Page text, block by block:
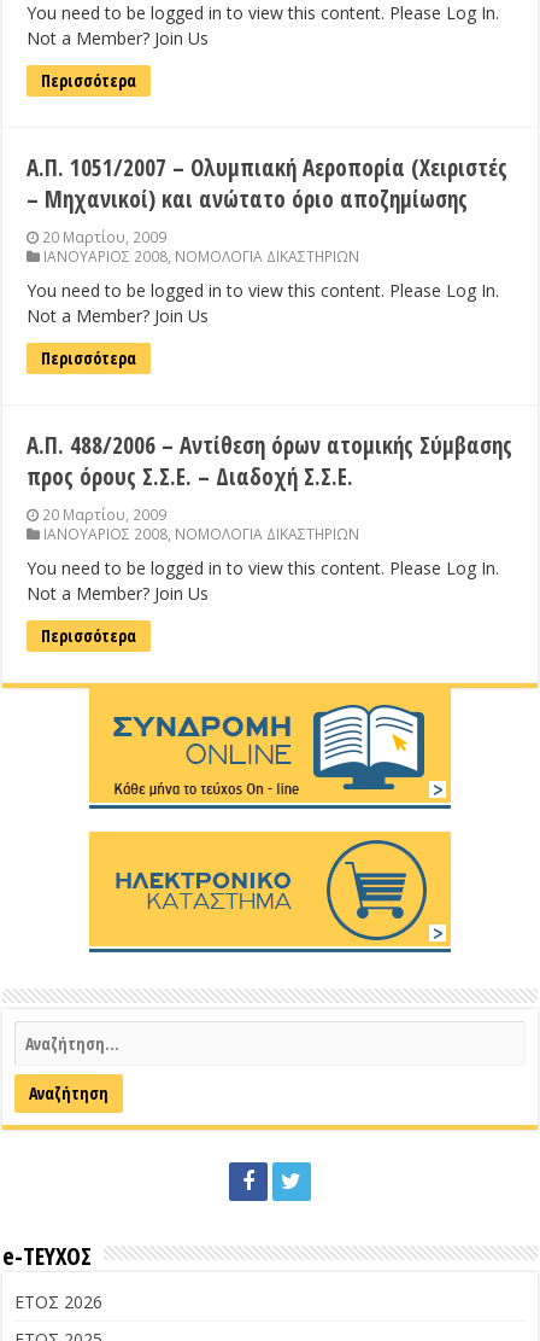
You need to be logged in to view this content. Please Log In.
Not a Member? Join Us
Περισσότερα
Α.Π. 1051/2007 – Ολυμπιακή Αεροπορία (Χειριστές
– Μηχανικοί) και ανώτατο όριο αποζημίωσης
20 Μαρτίου, 2009
ΙΑΝΟΥΑΡΙΟΣ 2008, ΝΟΜΟΛΟΓΙΑ ΔΙΚΑΣΤΗΡΙΩΝ
You need to be logged in to view this content. Please Log In.
Not a Member? Join Us
Περισσότερα
Α.Π. 488/2006 – Αντίθεση όρων ατομικής Σύμβασης
προς όρους Σ.Σ.Ε. – Διαδοχή Σ.Σ.Ε.
20 Μαρτίου, 2009
ΙΑΝΟΥΑΡΙΟΣ 2008, ΝΟΜΟΛΟΓΙΑ ΔΙΚΑΣΤΗΡΙΩΝ
You need to be logged in to view this content. Please Log In.
Not a Member? Join Us
Περισσότερα
e-ΤΕΥΧΟΣ
ΕΤΟΣ 2026